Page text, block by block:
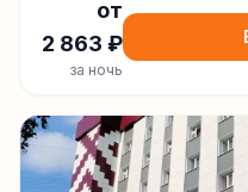
от
2 863 ₽
за ночь